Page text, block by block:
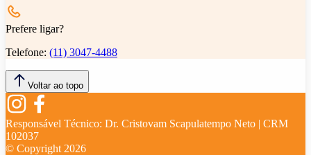
Prefere ligar?
Telefone: (11) 3047-4488
Voltar ao topo
Responsável Técnico: Dr. Cristovam Scapulatempo Neto | CRM
102037
© Copyright2026